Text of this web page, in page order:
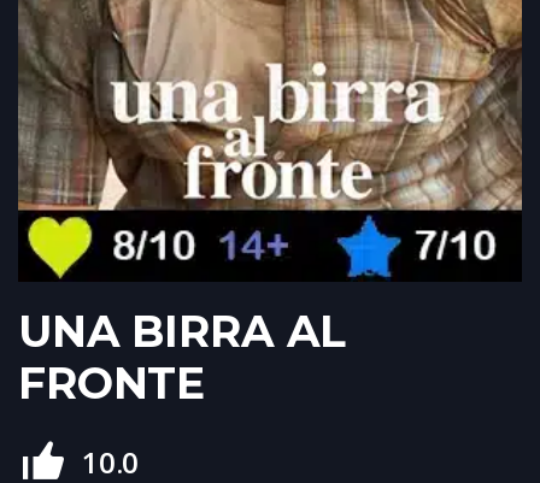
UNA BIRRA AL
FRONTE
10.0